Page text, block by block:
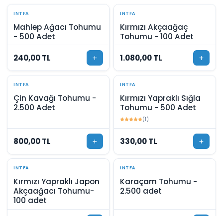
INTFA
Mahlep Ağacı Tohumu
- 500 Adet
240,00 TL
INTFA
Kırmızı Akçaağaç
Tohumu - 100 Adet
1.080,00 TL
INTFA
Çin Kavağı Tohumu -
2.500 Adet
800,00 TL
INTFA
Kırmızı Yapraklı Sığla
Tohumu - 500 Adet
(1)
330,00 TL
INTFA
Kırmızı Yapraklı Japon
Akçaağacı Tohumu-
100 adet
INTFA
Karaçam Tohumu -
2.500 adet